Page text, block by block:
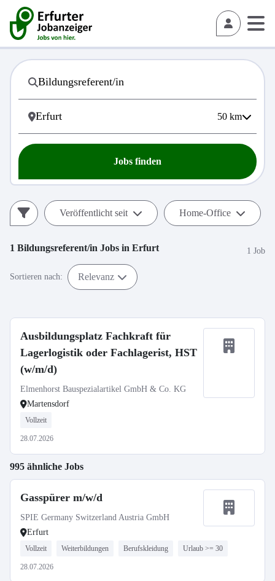
50 km
Jobs finden
Veröffentlicht seit Home-Office
1 Bildungsreferent/in Jobs in Erfurt 1 Job
Sortieren nach: Relevanz
Ausbildungsplatz Fachkraft für
Lagerlogistik oder Fachlagerist, HST
(w/m/d)
Elmenhorst Bauspezialartikel GmbH & Co. KG
Martensdorf
Vollzeit
28.07.2026
995 ähnliche Jobs
Gasspürer m/w/d
SPIE Germany Switzerland Austria GmbH
Erfurt
Vollzeit Weiterbildungen Berufskleidung Urlaub >= 30
28.07.2026